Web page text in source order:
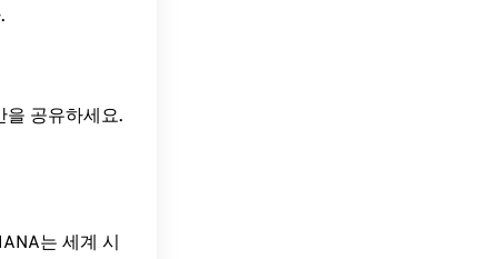
을 공유하세요.
는 세계 시